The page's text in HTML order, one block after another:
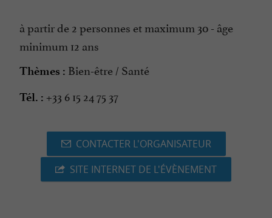
à partir de 2 personnes et maximum 30 - âge
minimum 12 ans
Thèmes : Bien-être / Santé
Tél. : +33 6 15 24 75 37
CONTACTER L'ORGANISATEUR
SITE INTERNET DE L'ÉVÈNEMENT